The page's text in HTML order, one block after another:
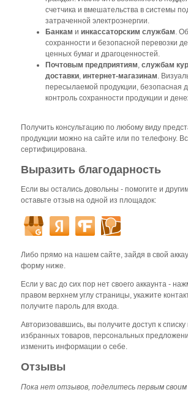
счетчика и вмешательства в системы
затраченной электроэнергии.
Банкам и инкассаторским службам .
сохранности и безопасной перевозки
ценных бумаг и драгоценностей.
Почтовым предприятиям службам
доставки интернет-магазинам .
пересылаемой продукции, безопасная
контроль сохранности продукции и
Получить консультацию по любому виду
продукции можно на сайте или по телефону.
сертифицирована.
Выразить благодарность
Если вы остались довольны - помогите и
оставьте отзыв на одной из площадок:
Либо прямо на нашем сайте, зайдя в свой
форму ниже.
Если у вас до сих пор нет своего аккаунта -
правом верхнем углу страницы, укажите
получите пароль для входа.
Авторизовавшись, вы получите доступ к
избранных товаров, персональных
изменить информации о себе.
Отзывы
Пока нет отзывов, поделитесь первым